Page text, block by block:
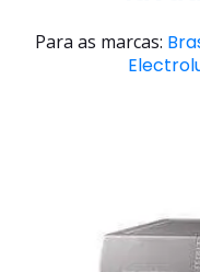
Para as marcas: